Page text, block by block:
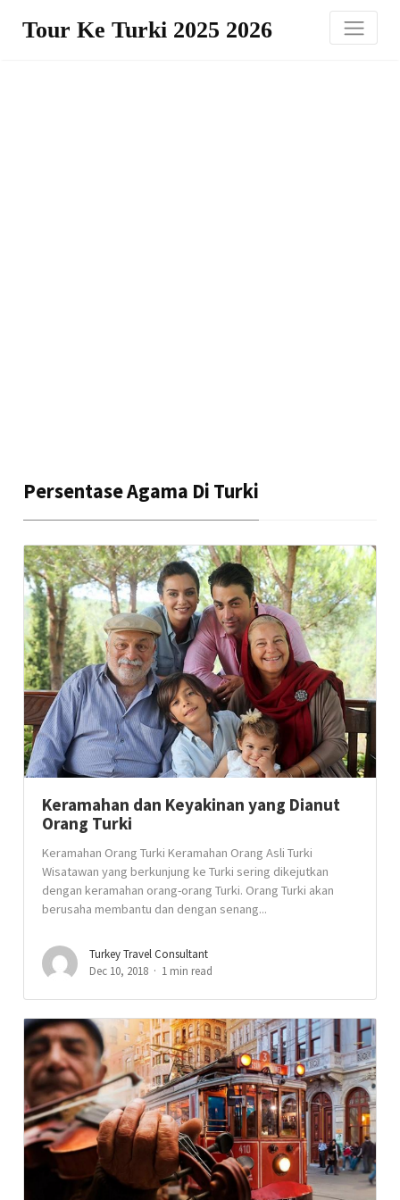
Tour Ke Turki 2025 2026
Persentase Agama Di Turki
Keramahan dan Keyakinan yang Dianut
Orang Turki
Keramahan Orang Turki Keramahan Orang Asli Turki
Wisatawan yang berkunjung ke Turki sering dikejutkan
dengan keramahan orang-orang Turki. Orang Turki akan
berusaha membantu dan dengan senang...
Turkey Travel Consultant
Dec 10, 2018
1 min read